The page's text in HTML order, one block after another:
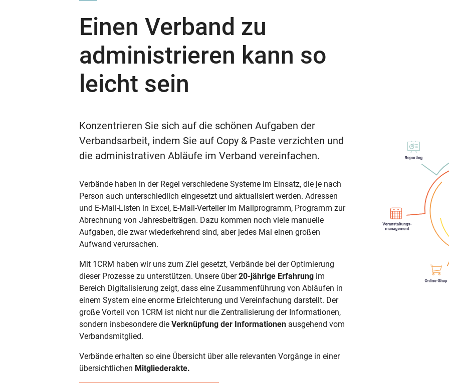
Einen Verband zu
administrieren kann so
leicht sein
Konzentrieren Sie sich auf die schönen Aufgaben der
Verbandsarbeit, indem Sie auf Copy & Paste verzichten und
die administrativen Abläufe im Verband vereinfachen.
Verbände haben in der Regel verschiedene Systeme im Einsatz, die je nach
Person auch unterschiedlich eingesetzt und aktualisiert werden. Adressen
und E-Mail-Listen in Excel, E-Mail-Verteiler im Mailprogramm, Programm zur
Abrechnung von Jahresbeiträgen. Dazu kommen noch viele manuelle
Aufgaben, die zwar wiederkehrend sind, aber jedes Mal einen großen
Aufwand verursachen.
Mit 1CRM haben wir uns zum Ziel gesetzt, Verbände bei der Optimierung
dieser Prozesse zu unterstützen. Unsere über20-jährige Erfahrungim
Bereich Digitalisierung zeigt, dass eine Zusammenführung von Abläufen in
einem System eine enorme Erleichterung und Vereinfachung darstellt. Der
große Vorteil von 1CRM ist nicht nur die Zentralisierung der Informationen,
sondern insbesondere die Verknüpfung der Informationenausgehend vom
Verbandsmitglied.
Verbände erhalten so eine Übersicht über alle relevanten Vorgänge in einer
übersichtlichen Mitgliederakte.